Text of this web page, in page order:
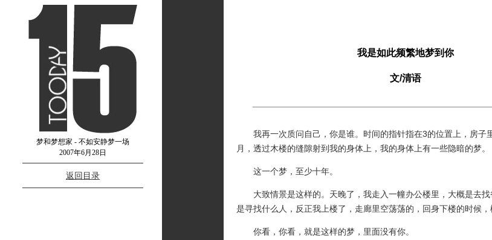
梦和梦想家 - 不如安静梦一场
2007年6月28日
返回目录
我是如此频繁地梦到你
文/清语
我再一次质问自己，你是谁。时间的指针指在3的位置上，房子
月，透过木楼的缝隙射到我的身体上，我的身体上有一些隐暗的梦。
这一个梦，至少十年。
大致情景是这样的。天晚了，我走入一幢办公楼里，大概是去找
是寻找什么人，反正我上楼了，走廊里空荡荡的，回身下楼的时候，
你看，你看，就是这样的梦，里面没有你。